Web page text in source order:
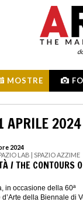
MOSTRE
APRILE 2024
2024
LAB | SPAZIO AZZIME
/ THE CONTOURS
in occasione della 60ª
della Biennale di